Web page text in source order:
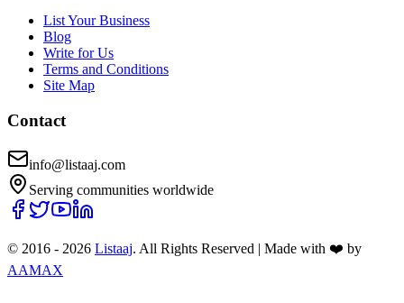
List Your Business
Blog
Write for Us
Terms and Conditions
Site Map
Contact
info@listaaj.com
Serving communities worldwide
© 2016 - 2026 Listaaj. All Rights Reserved | Made with ❤️ by
AAMAX